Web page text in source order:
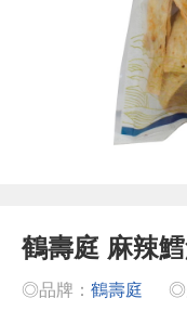
鶴壽庭 麻辣
◎品牌： 鶴壽庭 ◎